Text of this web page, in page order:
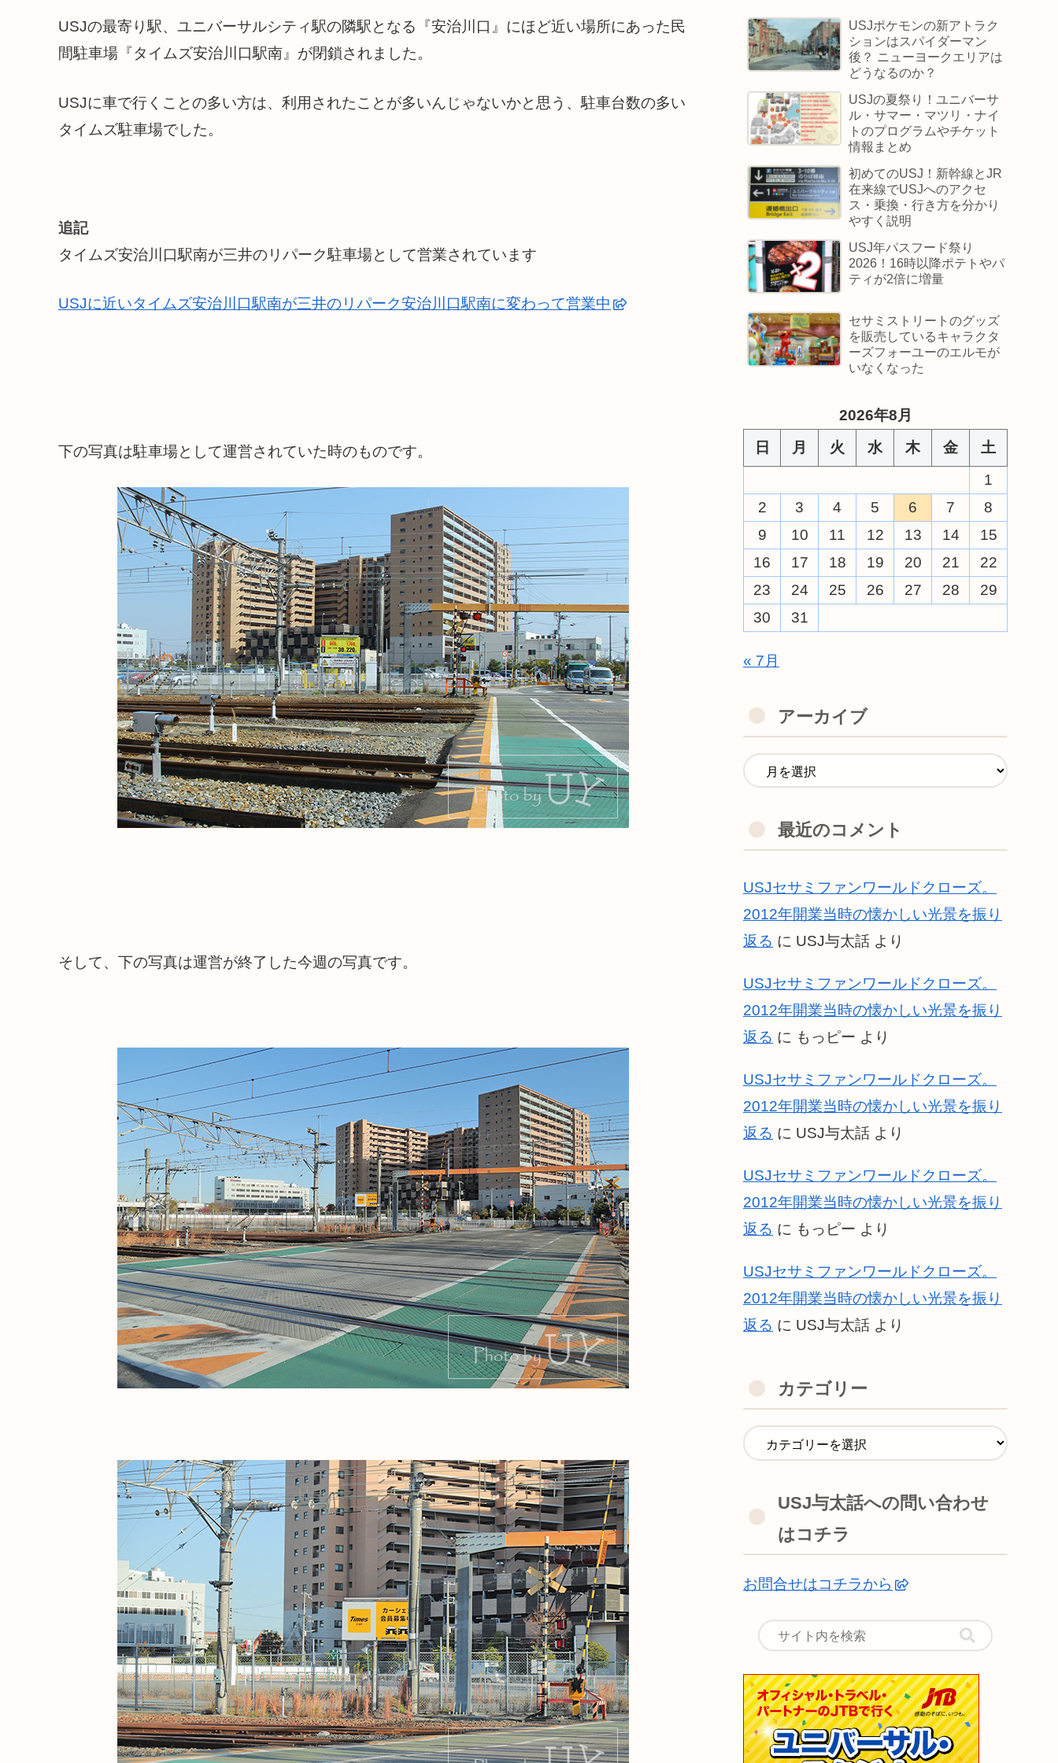
USJの最寄り駅、ユニバーサルシティ駅の隣駅となる『安治川口』にほど近い場所にあった民
間駐車場『タイムズ安治川口駅南』が閉鎖されました。
USJに車で行くことの多い方は、利用されたことが多いんじゃないかと思う、駐車台数の多い
タイムズ駐車場でした。
追記
タイムズ安治川口駅南が三井のリパーク駐車場として営業されています
USJに近いタイムズ安治川口駅南が三井のリパーク安治川口駅南に変わって営業中
下の写真は駐車場として運営されていた時のものです。
そして、下の写真は運営が終了した今週の写真です。
USJポケモンの新アトラク
ションはスパイダーマン
後？ ニューヨークエリアは
どうなるのか？
USJの夏祭り！ユニバーサ
ル・サマー・マツリ・ナイ
トのプログラムやチケット
情報まとめ
初めてのUSJ！新幹線とJR
在来線でUSJへのアクセ
ス・乗換・行き方を分かり
やすく説明
USJ年パスフード祭り
2026！16時以降ポテトやパ
ティが2倍に増量
セサミストリートのグッズ
を販売しているキャラクタ
ーズフォーユーのエルモが
いなくなった
2026年8月
日
月 火 水 木 金
土
1
2
3 4 5 6 7
8
9
10 11 12 13 14
15
16
17 18 19 20 21
22
23
24 25 26 27 28
29
30
31
« 7月
アーカイブ
最近のコメント
USJセサミファンワールドクローズ。
2012年開業当時の懐かしい光景を振り
返る に USJ与太話 より
USJセサミファンワールドクローズ。
2012年開業当時の懐かしい光景を振り
返る に もっピー より
USJセサミファンワールドクローズ。
2012年開業当時の懐かしい光景を振り
返る に USJ与太話 より
USJセサミファンワールドクローズ。
2012年開業当時の懐かしい光景を振り
返る に もっピー より
USJセサミファンワールドクローズ。
2012年開業当時の懐かしい光景を振り
返る に USJ与太話 より
カテゴリー
USJ与太話への問い合わせ
はコチラ
お問合せはコチラから